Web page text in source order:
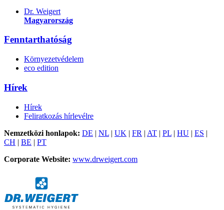
Dr. Weigert
Magyarország
Fenntarthatóság
Környezetvédelem
eco edition
Hírek
Hírek
Feliratkozás hírlevélre
Nemzetközi honlapok: DE | NL | UK | FR | AT | PL | HU | ES |
CH | BE | PT
Corporate Website: www.drweigert.com